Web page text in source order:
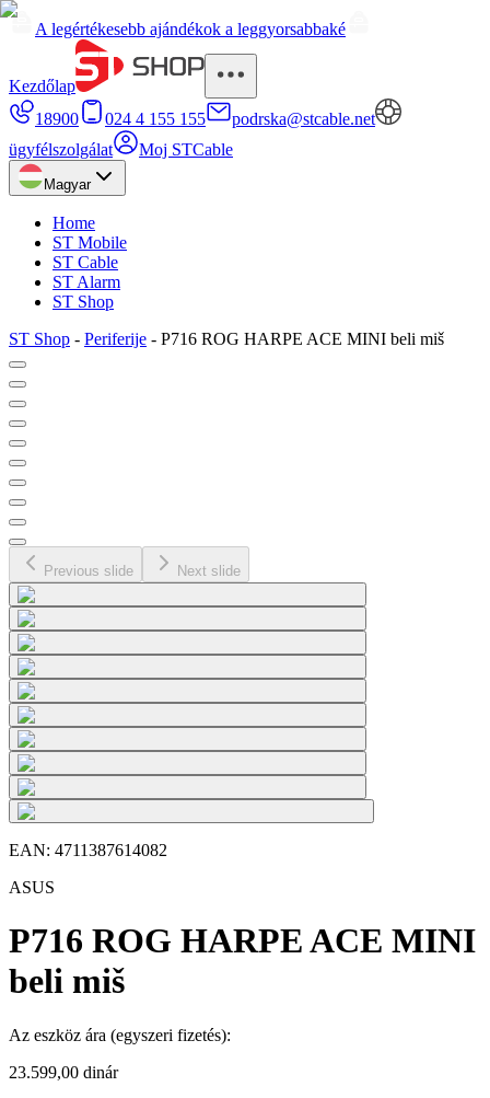
A legértékesebb ajándékok a leggyorsabbaké
Kezdőlap
18900
024 4 155 155
podrska@stcable.net
ügyfélszolgálat
Moj STCable
Magyar
Home
ST Mobile
ST Cable
ST Alarm
ST Shop
ST Shop - Periferije - P716 ROG HARPE ACE MINI beli miš
Previous slide Next slide
EAN: 4711387614082
ASUS
P716 ROG HARPE ACE MINI
beli miš
Az eszköz ára (egyszeri fizetés):
23.599,00 dinár